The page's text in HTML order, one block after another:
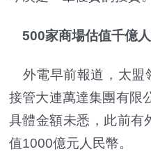
500家商場估值千億
外電早前報道，太盟
接管大連萬達集團有限
具體金額未悉，此前有
值1000億元人民幣。